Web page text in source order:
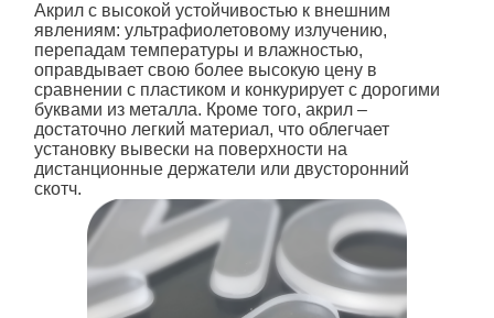
Акрил с высокой устойчивостью к внешним
явлениям: ультрафиолетовому излучению,
перепадам температуры и влажностью,
оправдывает свою более высокую цену в
сравнении с пластиком и конкурирует с дорогими
буквами из металла. Кроме того, акрил –
достаточно легкий материал, что облегчает
установку вывески на поверхности на
дистанционные держатели или двусторонний
скотч.